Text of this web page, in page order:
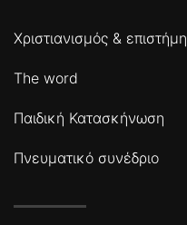
Χριστιανισμός & επιστήμη
The word
Παιδική Κατασκήνωση
Πνευματικό συνέδριο